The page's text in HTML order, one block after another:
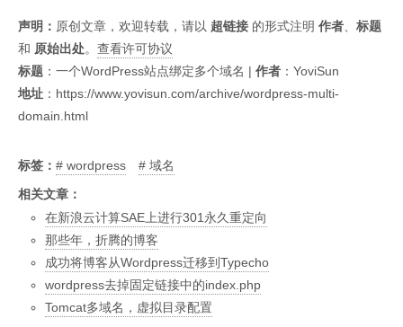
声明： 原创文章，欢迎转载，请以 超链接 的形式注明 作者
标题
和 原始出处。 查看许可协议
标题 ： 一个WordPress站点绑定多个域名 | 作者 ：YoviSun
地址 ： https://www.yovisun.com/archive/wordpress-multi-
domain.html
标签： wordpress
域名
相关文章：
在新浪云计算SAE上进行301永久重定向
那些年，折腾的博客
成功将博客从Wordpress迁移到Typecho
wordpress去掉固定链接中的index.php
Tomcat多域名，虚拟目录配置